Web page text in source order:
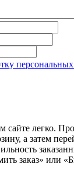
легко.
а затем
заказ» или